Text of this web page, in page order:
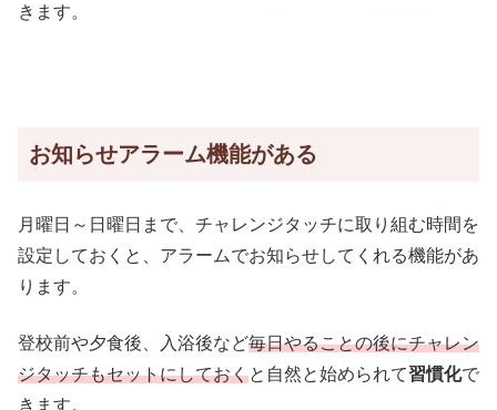
きます。
お知らせアラーム機能がある
月曜日～日曜日まで、チャレンジタッチに取り組む時間を
設定しておくと、アラームでお知らせしてくれる機能があ
ります。
登校前や夕食後、入浴後など毎日やることの後にチャレン
ジタッチもセットにしておくと自然と始められて習慣化で
きます。